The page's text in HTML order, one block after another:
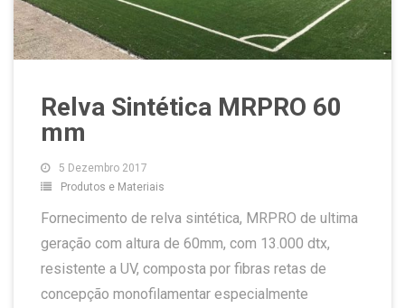
Relva Sintética MRPRO 60
mm
5 Dezembro 2017
Produtos e Materiais
Fornecimento de relva sintética, MRPRO de ultima
geração com altura de 60mm, com 13.000 dtx,
resistente a UV, composta por fibras retas de
concepção monofilamentar especialmente